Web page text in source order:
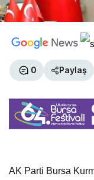
0 Paylaş
AK Parti Bursa